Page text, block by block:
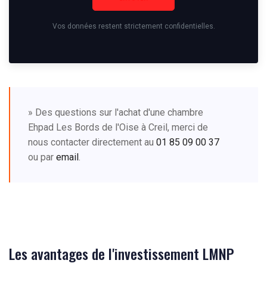
Vos données restent strictement confidentielles.
» Des questions sur l'achat d'une chambre
Ehpad Les Bords de l'Oise à Creil, merci de
nous contacter directement au 01 85 09 00 37
ou par email .
Les avantages de l'investissement LMNP